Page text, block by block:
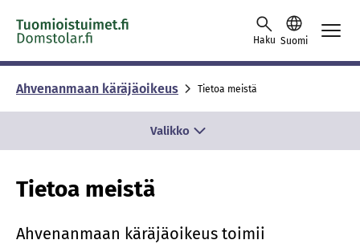
Skip to content -saavutettavuusohje
Haku Suomi
Ahvenanmaan käräjäoikeus Tietoa meistä
Valikko
Tietoa meistä
Ahvenanmaan käräjäoikeus toimii